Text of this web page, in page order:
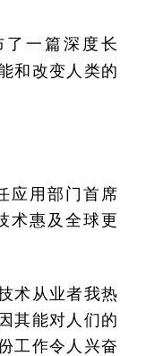
了一篇深度长
和改变人类的
应用部门首席
术惠及全球更
术从业者我热
其能对人们的
工作令人兴奋